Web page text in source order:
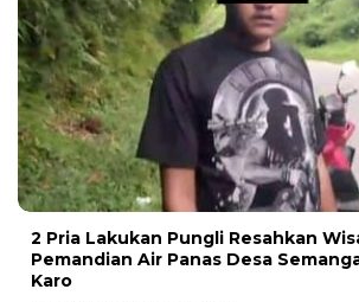
2 Pria Lakukan Pungli Resahkan
Pemandian Air Panas Desa
Karo